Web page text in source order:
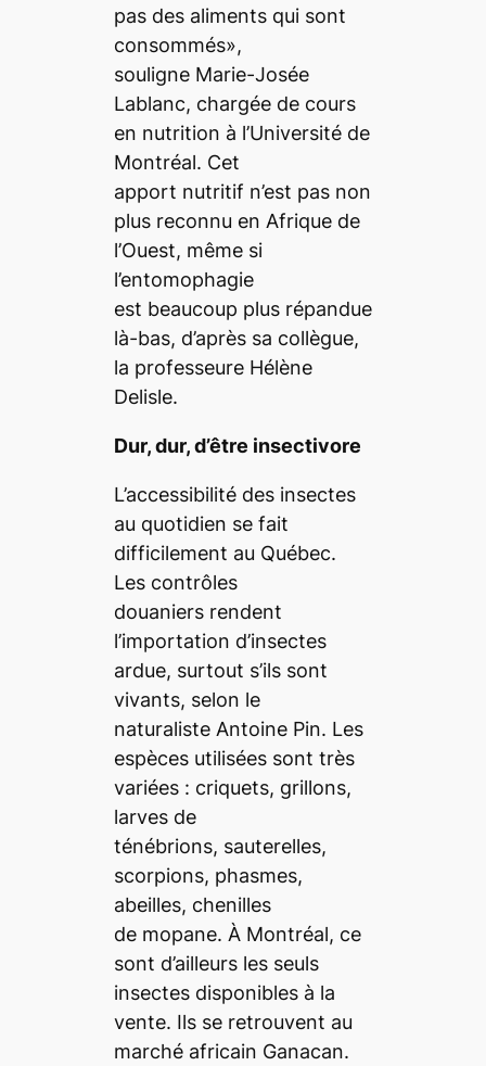
pas des aliments qui sont
consommés»,
souligne Marie-Josée
Lablanc, chargée de cours
en nutrition à l’Université de
Montréal. Cet
apport nutritif n’est pas non
plus reconnu en Afrique de
l’Ouest, même si
l’entomophagie
est beaucoup plus répandue
là-bas, d’après sa collègue,
la professeure Hélène
Delisle.
Dur, dur, d’être insectivore
L’accessibilité des insectes
au quotidien se fait
difficilement au Québec.
Les contrôles
douaniers rendent
l’importation d’insectes
ardue, surtout s’ils sont
vivants, selon le
naturaliste Antoine Pin. Les
espèces utilisées sont très
variées : criquets, grillons,
larves de
ténébrions, sauterelles,
scorpions, phasmes,
abeilles, chenilles
de mopane. À Montréal, ce
sont d’ailleurs les seuls
insectes disponibles à la
vente. Ils se retrouvent au
marché africain Ganacan.